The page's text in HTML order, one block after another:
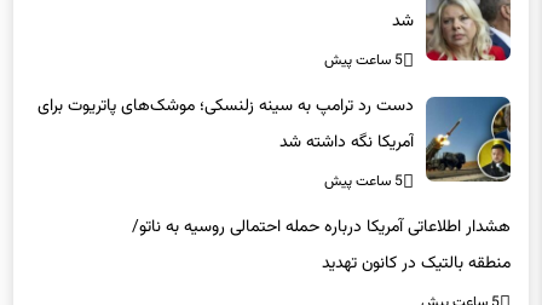
شد
5 ساعت پیش
دست رد ترامپ به سینه زلنسکی؛ موشک‌های پاتریوت برای
آمریکا نگه داشته شد
5 ساعت پیش
هشدار اطلاعاتی آمریکا درباره حمله احتمالی روسیه به ناتو/
منطقه بالتیک در کانون تهدید